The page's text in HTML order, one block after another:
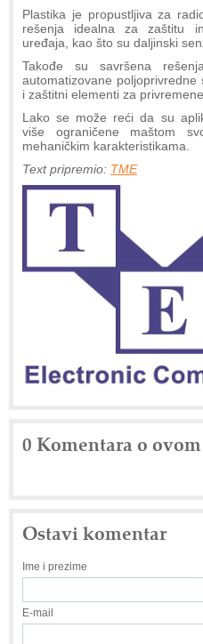
Plastika je propustljiva za
rešenja idealna za zaštitu
uređaja, kao što su daljinski
Takođe su savršena
automatizovane
i zaštitni elementi za
Lako se može reći da su
više ograničene maštom
mehaničkim karakteristikama.
Text pripremio: TME
0 Komentara o
Ostavi komentar
Ime i prezime
E-mail